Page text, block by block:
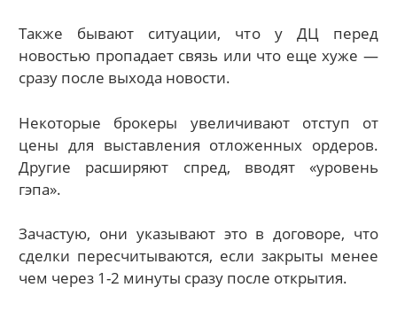
Также бывают ситуации, что у ДЦ перед
новостью пропадает связь или что еще хуже —
сразу после выхода новости.
Некоторые брокеры увеличивают отступ от
цены для выставления отложенных ордеров.
Другие расширяют спред, вводят «уровень
гэпа».
Зачастую, они указывают это в договоре, что
сделки пересчитываются, если закрыты менее
чем через 1-2 минуты сразу после открытия.